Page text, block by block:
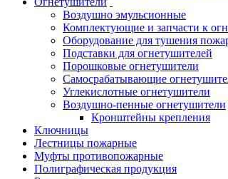
Воздушно эмульсионные
Комплектующие и запчасти к
Оборудование для тушения
Подставки для огнетушителей
Порошковые огнетушители
Самосрабатывающие
Углекислотные огнетушители
Воздушно-пенные огнетушители
Кронштейны крепления
Ключницы
Лестницы пожарные
Муфты противопожарные
Полиграфическая продукция